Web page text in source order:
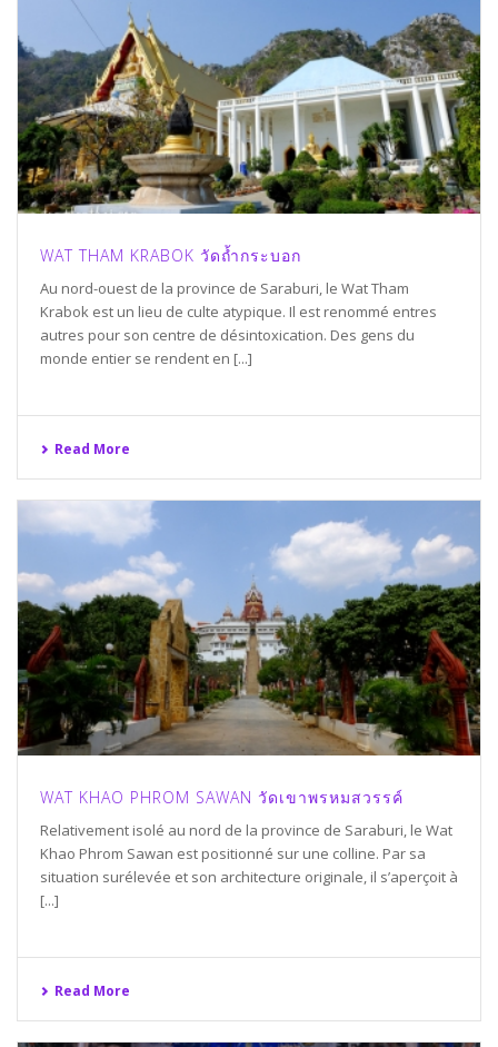
WAT THAM KRABOK วัดถ้ำกระบอก
Au nord-ouest de la province de Saraburi, le Wat Tham
Krabok est un lieu de culte atypique. Il est renommé entres
autres pour son centre de désintoxication. Des gens du
monde entier se rendent en [...]
Read More
WAT KHAO PHROM SAWAN วัดเขาพรหมสวรรค์
Relativement isolé au nord de la province de Saraburi, le Wat
Khao Phrom Sawan est positionné sur une colline. Par sa
situation surélevée et son architecture originale, il s’aperçoit à
[...]
Read More